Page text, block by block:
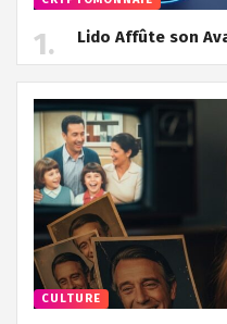
Lido Affûte son
CULTURE